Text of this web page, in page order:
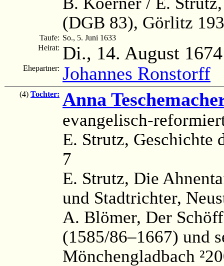
(DGB 83), Görlitz
Taufe: So., 5. Juni 1633
Heirat: Di., 14. August 1674
Ehepartner: Johannes Ronstorff
(4) Tochter: Anna
evangelisch-
E. Strutz,
7
E. Strutz, Die
und Stadtrichter,
A. Blömer, Der
(1585/86–1667) und
Mönchengladbach